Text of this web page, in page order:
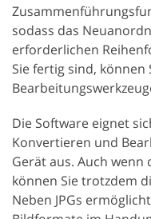
sodass das
erforderlichen
Sie fertig sind, können
Die Software eignet
Konvertieren und
Gerät aus. Auch
können Sie trotzdem
Neben JPGs